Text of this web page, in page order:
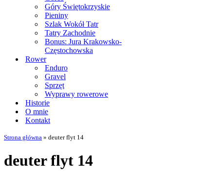
Góry Świętokrzyskie
Pieniny
Szlak Wokół Tatr
Tatry Zachodnie
Bonus: Jura Krakowsko-
Częstochowska
Rower
Enduro
Gravel
Sprzęt
Wyprawy rowerowe
Historie
O mnie
Kontakt
Strona główna » deuter flyt 14
deuter flyt 14